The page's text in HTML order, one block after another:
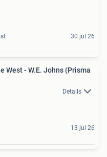
30 jul 26
West - W.E. Johns (Prisma
Details
13 jul 26